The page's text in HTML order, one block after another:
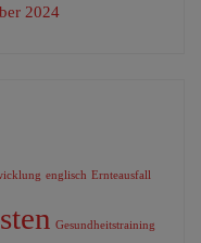
2024
englisch Ernteausfall
Gesundheitstraining